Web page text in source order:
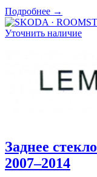
Подробнее →
Уточнить наличие
Заднее стекло
2007–2014